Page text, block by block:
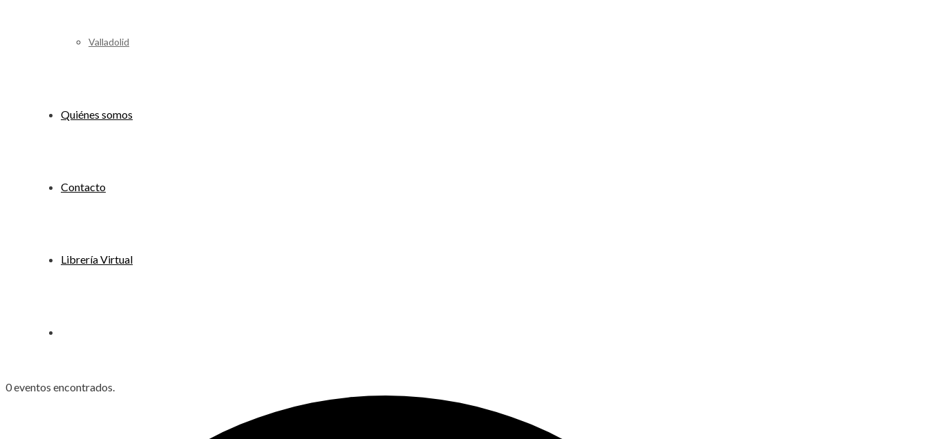
Valladolid
Quiénes somos
Contacto
Librería Virtual
0 eventos encontrados.